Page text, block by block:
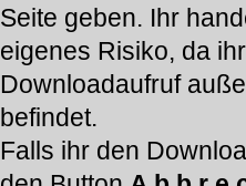
Seite geben. Ihr
eigenes Risiko, da
Downloadaufruf
befindet.
Falls ihr den